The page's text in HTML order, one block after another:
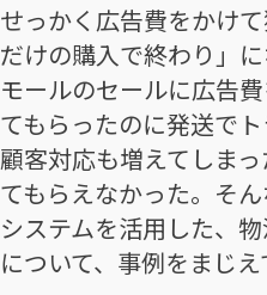
せっかく広告費をかけ
だけの購入で終わり」
モールのセールに広告
てもらったのに発送でト
顧客対応も増えてしま
てもらえなかった。そ
システムを活用した、
について、事例をまじえ